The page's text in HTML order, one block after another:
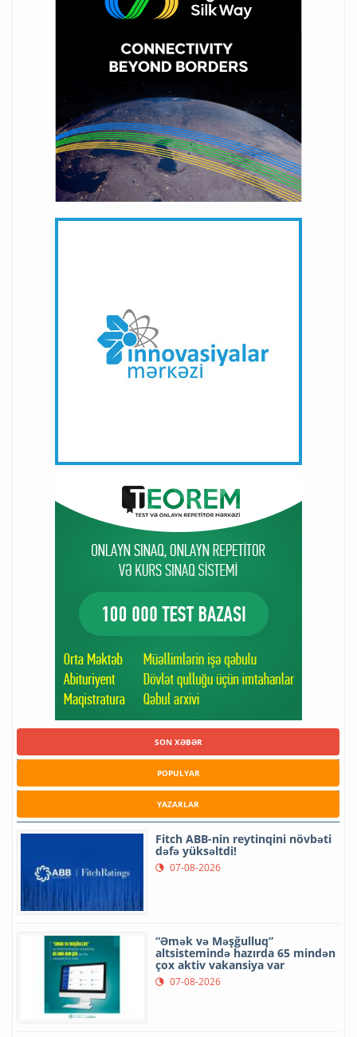
SON XƏBƏR
POPULYAR
YAZARLAR
Fitch ABB-nin reytinqini növbəti
dəfə yüksəltdi!
07-08-2026
“Əmək və Məşğulluq”
altsistemində hazırda 65 mindən
çox aktiv vakansiya var
07-08-2026